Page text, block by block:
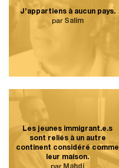
J’appartiens à aucun pays.
par Salim
Les jeunes immigrant.e.s
sont reliés à un autre
continent considéré comme
leur maison.
par Mahdi